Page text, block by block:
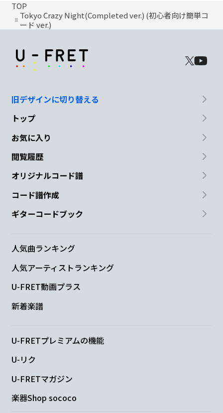
TOP
Tokyo Crazy Night(Completed ver.) (初心者向け簡単コ
ード ver.)
旧デザインに切り替える
トップ
お気に入り
閲覧履歴
オリジナルコード譜
コード譜作成
ギターコードブック
人気曲ランキング
人気アーティストランキング
U-FRET動画プラス
新着楽譜
U-FRETプレミアムの機能
U-リク
U-FRETマガジン
楽器Shop sococo